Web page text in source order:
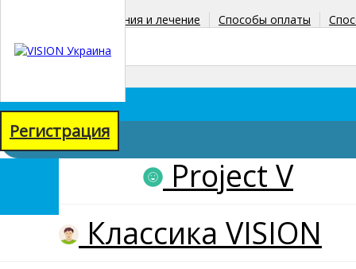
Заболевания и лечение Способы оплаты
Регистрация
Project V
Классика VISION